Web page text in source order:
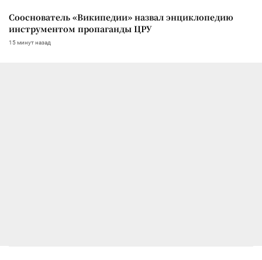
Сооснователь «Википедии» назвал энциклопедию
инструментом пропаганды ЦРУ
15 минут назад